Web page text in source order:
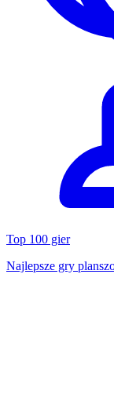
Top 100 gier
Najlepsze gry